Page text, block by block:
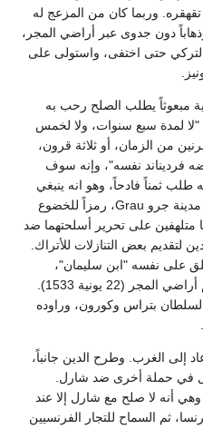
وربما كان من المزعج له
دون جدوى عبر أراضي المجر،
حتى اختفى، واستولى على
مبعوثاً يطلب الصلح رحب به
لمدة سبع سنوات، ولا لخمس
من الزمان، أو ثلاثة قرون،
فرديناند نفسه"، وإنه سوف
كابن له(24). على أنه طلب ثمناً فادحاً، وهو انه ينبغي
على فرديناند أن يرسل غليه مفاتيح مدينة جرو Grau، رمزاً للخضوع
متلهفين على تحرير أسلحتهما ضد
لتقديم بعض التنازلات للأتراك.
على نفسه "ابن سليمان"،
واعترف بسيادة سليمان على معظم أراضي المجر (22 يونية 1533).
بتراس وكورون، وراوده
ثم عاد إلى الغرب. وطرح الدين جانباً،
في حملة أخرى ضد شارل.
أنه لا صلح مع شارل إلا عند
ثم السماح للتجار الفرنسيين